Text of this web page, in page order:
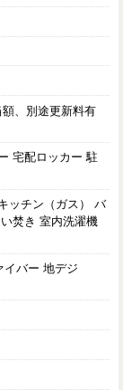
、別途更新料有
宅配ロッカー 駐
ッチン（ガス） バ
焚き 室内洗濯機
イバー 地デジ